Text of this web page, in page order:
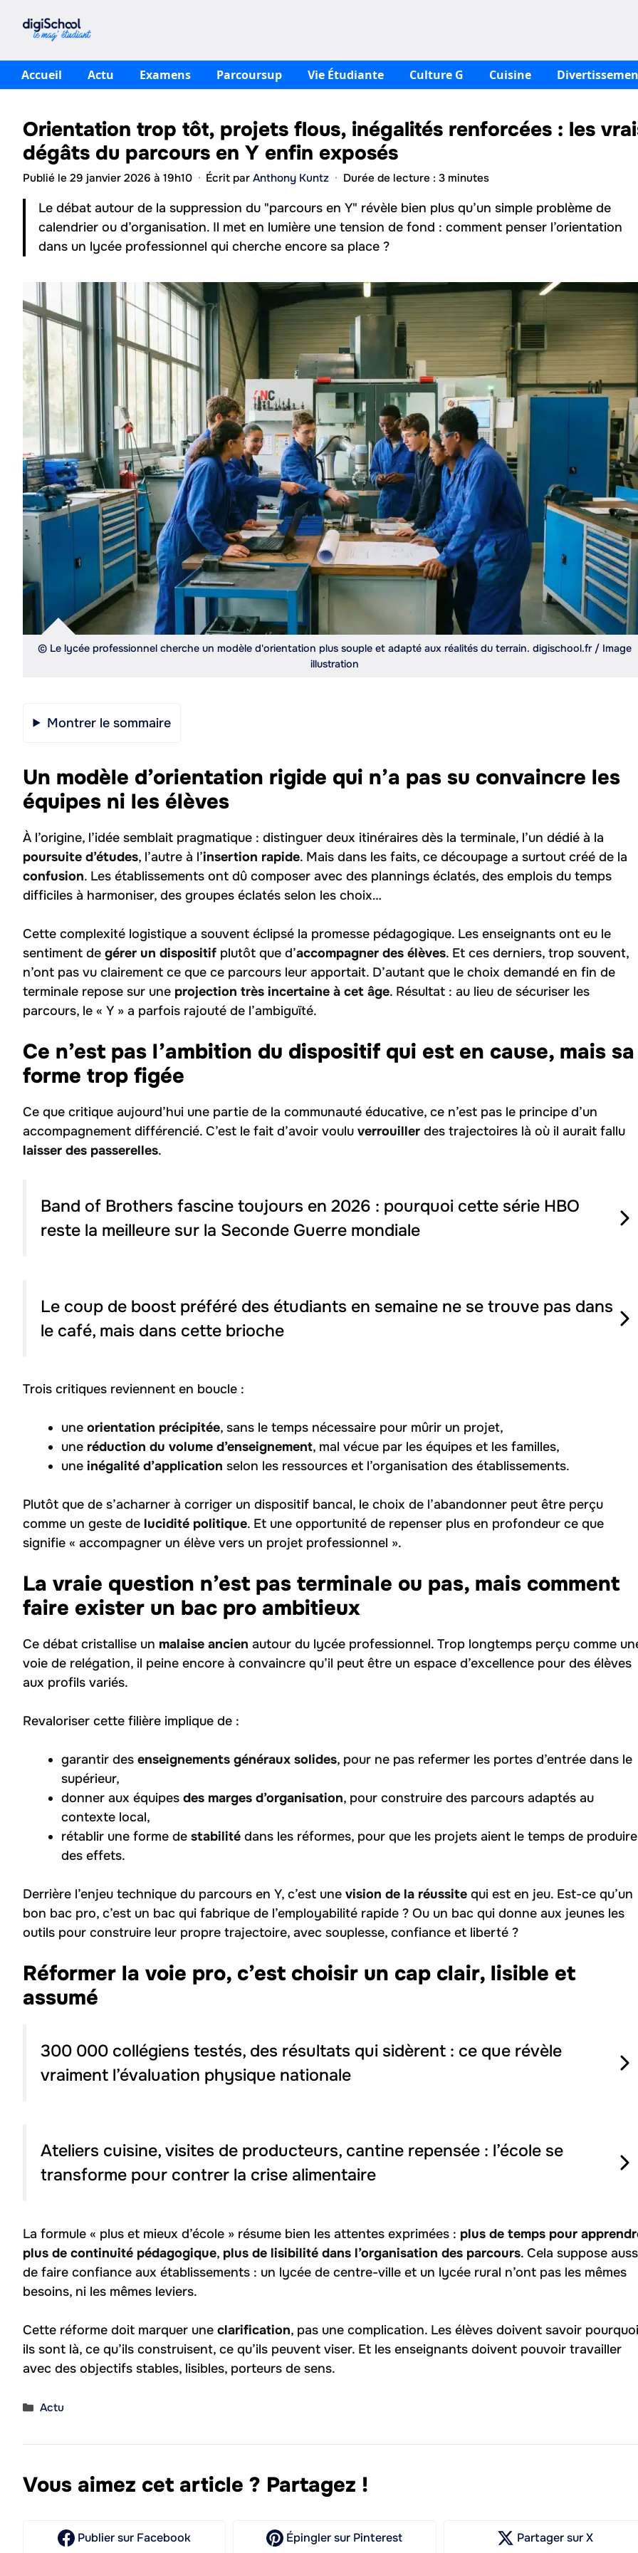
Accueil
Actu Examens Parcoursup Vie Étudiante Culture G Cuisine
Orientation trop tôt, projets flous, inégalités renforcées : les
dégâts du parcours en Y enfin exposés
Publié le 29 janvier 2026 à 19h10 · Écrit parAnthony Kuntz · Durée de lecture : 3 minutes
Le débat autour de la suppression du "parcours en Y" révèle bien plus qu’un simple problème de
calendrier ou d’organisation. Il met en lumière une tension de fond : comment penser l’orientation
dans un lycée professionnel qui cherche encore sa place ?
© Le lycée professionnel cherche un modèle d'orientation plus souple et adapté aux réalités du terrain. digischool.fr / Image
illustration
Montrer le sommaire
Un modèle d’orientation rigide qui n’a pas su convaincre les
équipes ni les élèves
À l’origine, l’idée semblait pragmatique : distinguer deux itinéraires dès la terminale, l’un dédié à la
poursuite d’études, l’autre à l’insertion rapide. Mais dans les faits, ce découpage a surtout créé de la
confusion. Les établissements ont dû composer avec des plannings éclatés, des emplois du temps
difficiles à harmoniser, des groupes éclatés selon les choix…
Cette complexité logistique a souvent éclipsé la promesse pédagogique. Les enseignants ont eu le
sentiment de gérer un dispositif plutôt que d’accompagner des élèves. Et ces derniers, trop souvent,
n’ont pas vu clairement ce que ce parcours leur apportait. D’autant que le choix demandé en fin de
terminale repose sur une projection très incertaine à cet âge. Résultat : au lieu de sécuriser les
parcours, le « Y » a parfois rajouté de l’ambiguïté.
Ce n’est pas l’ambition du dispositif qui est en cause, mais sa
forme trop figée
Ce que critique aujourd’hui une partie de la communauté éducative, ce n’est pas le principe d’un
accompagnement différencié. C’est le fait d’avoir voulu verrouiller des trajectoires là où il aurait fallu
laisser des passerelles.
Band of Brothers fascine toujours en 2026 : pourquoi cette série HBO
reste la meilleure sur la Seconde Guerre mondiale
Le coup de boost préféré des étudiants en semaine ne se trouve pas dans
le café, mais dans cette brioche
Trois critiques reviennent en boucle :
une orientation précipitée, sans le temps nécessaire pour mûrir un projet,
une réduction du volume d’enseignement, mal vécue par les équipes et les familles,
une inégalité d’application selon les ressources et l’organisation des établissements.
Plutôt que de s’acharner à corriger un dispositif bancal, le choix de l’abandonner peut être perçu
comme un geste de lucidité politique. Et une opportunité de repenser plus en profondeur ce que
signifie « accompagner un élève vers un projet professionnel ».
La vraie question n’est pas terminale ou pas, mais comment
faire exister un bac pro ambitieux
Ce débat cristallise un malaise ancien autour du lycée professionnel. Trop longtemps perçu comme
voie de relégation, il peine encore à convaincre qu’il peut être un espace d’excellence pour des élèves
aux profils variés.
Revaloriser cette filière implique de :
garantir des enseignements généraux solides, pour ne pas refermer les portes d’entrée dans le
supérieur,
donner aux équipes des marges d’organisation, pour construire des parcours adaptés au
contexte local,
rétablir une forme de stabilité dans les réformes, pour que les projets aient le temps de produire
des effets.
Derrière l’enjeu technique du parcours en Y, c’est une vision de la réussite qui est en jeu. Est-ce qu’un
bon bac pro, c’est un bac qui fabrique de l’employabilité rapide ? Ou un bac qui donne aux jeunes les
outils pour construire leur propre trajectoire, avec souplesse, confiance et liberté ?
Réformer la voie pro, c’est choisir un cap clair, lisible et
assumé
300 000 collégiens testés, des résultats qui sidèrent : ce que révèle
vraiment l’évaluation physique nationale
Ateliers cuisine, visites de producteurs, cantine repensée : l’école se
transforme pour contrer la crise alimentaire
La formule « plus et mieux d’école » résume bien les attentes exprimées : plus de temps pour
plus de continuité pédagogique, plus de lisibilité dans l’organisation des parcours. Cela suppose
de faire confiance aux établissements : un lycée de centre-ville et un lycée rural n’ont pas les mêmes
besoins, ni les mêmes leviers.
Cette réforme doit marquer une clarification, pas une complication. Les élèves doivent savoir pourquoi
ils sont là, ce qu’ils construisent, ce qu’ils peuvent viser. Et les enseignants doivent pouvoir travailler
avec des objectifs stables, lisibles, porteurs de sens.
Catégories
Actu
Vous aimez cet article ? Partagez !
Publiersur Facebook Épinglersur Pinterest Partagersur X